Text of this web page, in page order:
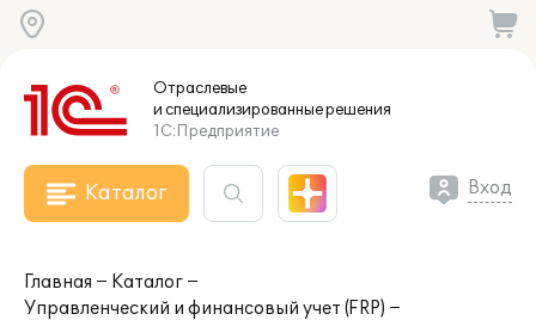
Отраслевые
и специализированныерешения
1С:Предприятие
Каталог Вход
Главная
Каталог
Управленческий и финансовый учет (FRP)